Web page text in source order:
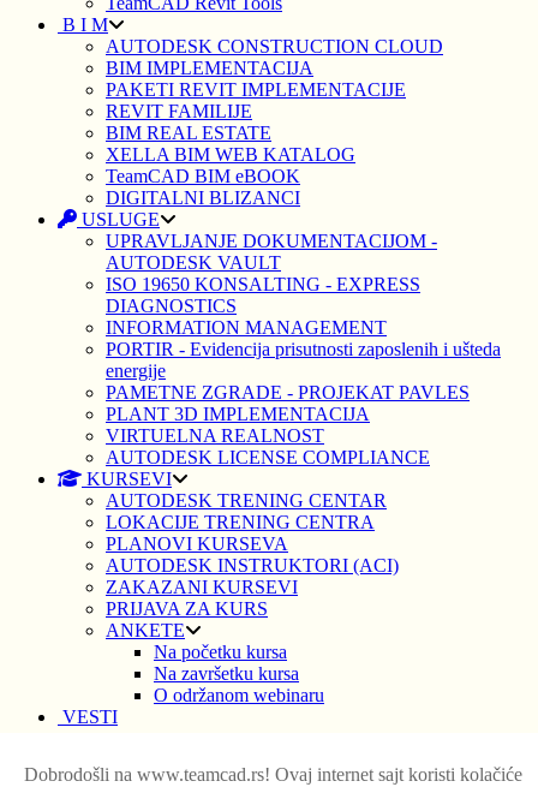
B I M
AUTODESK CONSTRUCTION CLOUD
BIM IMPLEMENTACIJA
PAKETI REVIT IMPLEMENTACIJE
REVIT FAMILIJE
BIM REAL ESTATE
XELLA BIM WEB KATALOG
TeamCAD BIM eBOOK
DIGITALNI BLIZANCI
USLUGE
UPRAVLJANJE DOKUMENTACIJOM -
AUTODESK VAULT
ISO 19650 KONSALTING - EXPRESS
DIAGNOSTICS
INFORMATION MANAGEMENT
PORTIR - Evidencija prisutnosti zaposlenih i ušteda
energije
PAMETNE ZGRADE - PROJEKAT PAVLES
PLANT 3D IMPLEMENTACIJA
VIRTUELNA REALNOST
AUTODESK LICENSE COMPLIANCE
KURSEVI
AUTODESK TRENING CENTAR
LOKACIJE TRENING CENTRA
PLANOVI KURSEVA
AUTODESK INSTRUKTORI (ACI)
ZAKAZANI KURSEVI
PRIJAVA ZA KURS
ANKETE
Na početku kursa
Na završetku kursa
O održanom webinaru
VESTI
Dobrodošli na www.teamcad.rs! Ovaj internet sajt koristi kolačiće